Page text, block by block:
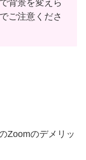
背景を変えら
ご注意くださ
Zoomのデメリッ